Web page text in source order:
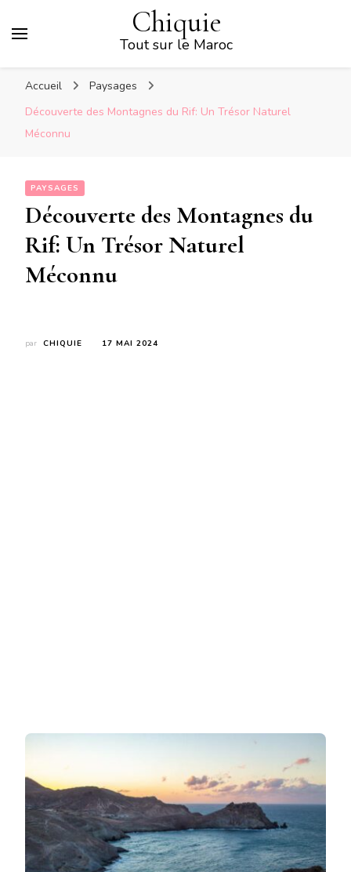
Chiquie
Tout sur le Maroc
Accueil
Paysages
Découverte des Montagnes du Rif: Un Trésor Naturel
Méconnu
PAYSAGES
Découverte des Montagnes du
Rif: Un Trésor Naturel
Méconnu
par CHIQUIE 17 MAI 2024